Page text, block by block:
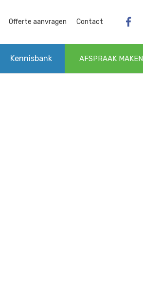
Offerte aanvragen Contact
Kennisbank AFSPRAAK MAKEN